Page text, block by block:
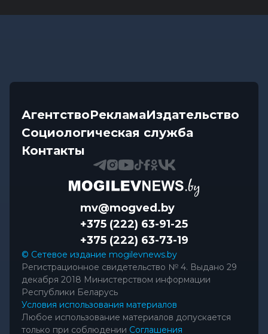
АгентствоРекламаИздательство
Социологическая служба
Контакты
mv@mogved.by
+375 (222) 63-91-25
+375 (222) 63-73-19
© Сетевое издание mogilevnews.by
Регистрационное свидетельство № 4. Выдано 29
декабря 2018 Министерством информации
Республики Беларусь
Условия использования материалов
Любое использование материалов допускается
только при соблюдении Соглашения